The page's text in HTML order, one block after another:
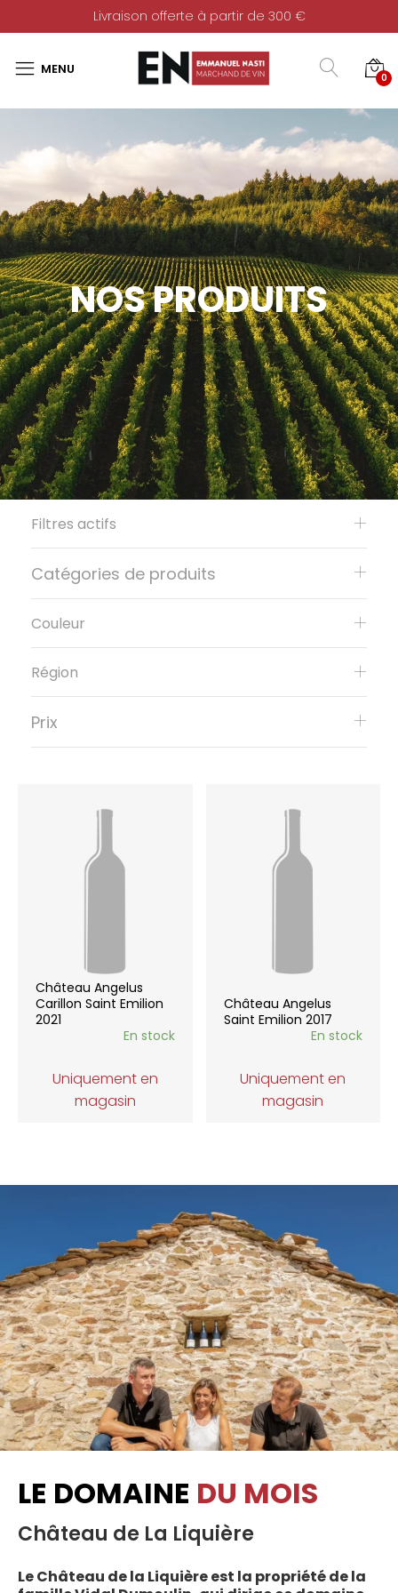
Livraison offerte à partir de 300 €
0
NOS PRODUITS
Château Angelus
Carillon Saint Emilion
2021
En stock
Uniquement en
magasin
Château Angelus
Saint Emilion 2017
En stock
Uniquement en
magasin
Filtres actifs
Catégories de produits
Couleur
Région
Prix
LE DOMAINE DU MOIS
Château de La Liquière
Le Château de la Liquière est la propriété de la